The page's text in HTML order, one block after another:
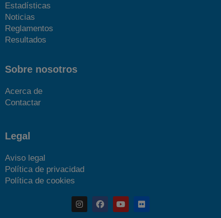
Estadísticas
Noticias
Reglamentos
Resultados
Sobre nosotros
Acerca de
Contactar
Legal
Aviso legal
Política de privacidad
Política de cookies